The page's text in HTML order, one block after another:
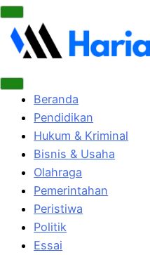
Beranda
Pendidikan
Hukum & Kriminal
Bisnis & Usaha
Olahraga
Pemerintahan
Peristiwa
Politik
Essai